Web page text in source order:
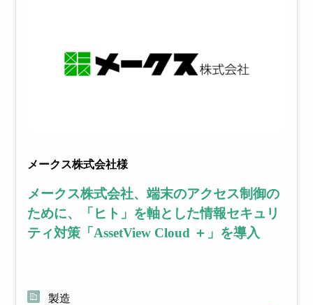
メークス株式会社様
メークス株式会社、端末のアクセス制御の
ために、「ヒト」を軸とした情報セキュリ
ティ対策「AssetView Cloud ＋」を導入
製造